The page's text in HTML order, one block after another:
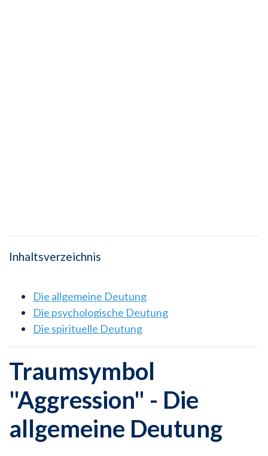
Inhaltsverzeichnis
Die allgemeine Deutung
Die psychologische Deutung
Die spirituelle Deutung
Traumsymbol
"Aggression" - Die
allgemeine Deutung